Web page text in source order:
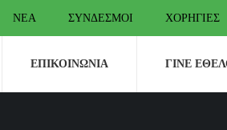
ΝΈΑ ΣΎΝΔΕΣΜΟΙ ΧΟΡΗΓΊΕΣ
ΕΠΙΚΟΙΝΩΝΊΑ ΓΊΝΕ